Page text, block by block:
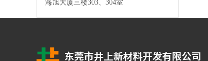
海旭大厦三楼303、304室